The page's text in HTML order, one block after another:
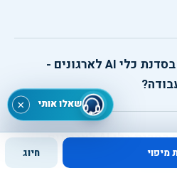
מה לומדים ומתרגלים בסדנת כלי AI לארגונים -
באילו כלים משתמשים בסדנת כלי AI לארגונים -
מיפוי חיוג
שאלו אותי ×